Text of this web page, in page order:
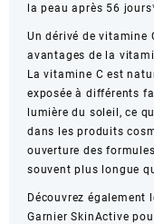
la peau après 56
Un dérivé de vitamine
avantages de la
La vitamine C est
exposée à différents
lumière du soleil, ce
dans les produits
ouverture des
souvent plus longue
Découvrez
Garnier SkinActive